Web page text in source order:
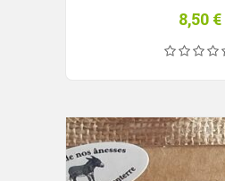
8,50 €